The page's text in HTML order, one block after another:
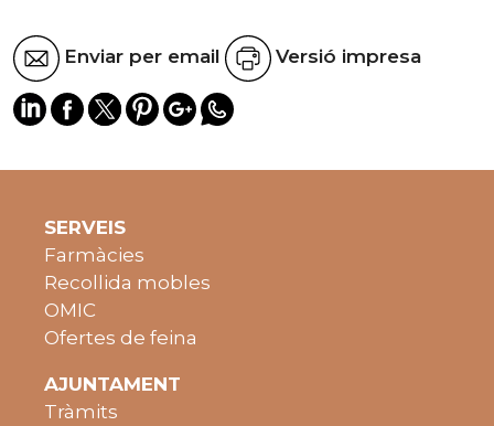
Enviar per email Versió impresa
SERVEIS
Farmàcies
Recollida mobles
OMIC
Ofertes de feina
AJUNTAMENT
Tràmits